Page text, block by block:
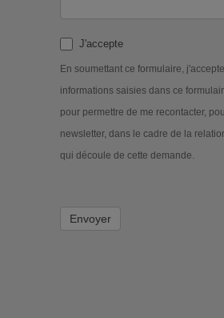
J'accepte
En soumettant ce formulaire,
informations saisies dans ce
pour permettre de me recontacter,
newsletter, dans le cadre de la
qui découle de cette demande.
Envoyer